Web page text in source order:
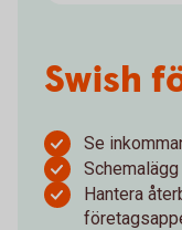
Swish
Se
Hantera